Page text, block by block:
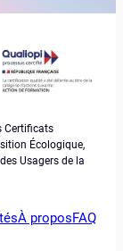
Certificats
Écologique,
Usagers de la
À proposFAQ